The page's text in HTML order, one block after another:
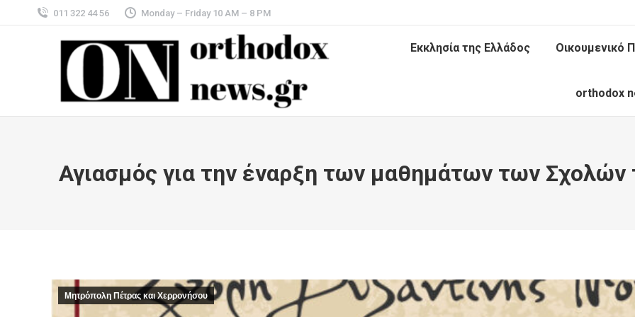
011 322 44 56 Monday – Friday 10 AM – 8 PM
Εκκλησία της Ελλάδος Οικουμενικό
orthodox
Αγιασμός για την έναρξη των μαθημάτων των
Μητρόπολη Πέτρας και Χερρονήσου